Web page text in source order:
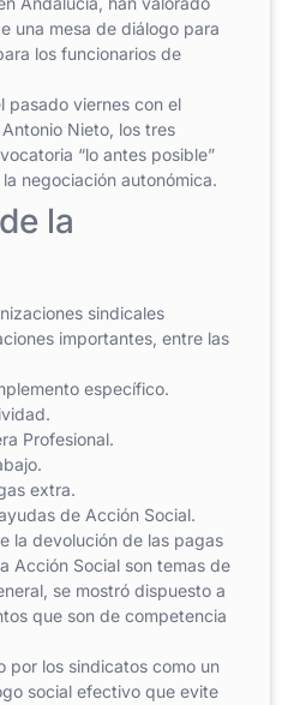
una mesa de diálogo para
los funcionarios de
pasado viernes con el
Nieto, los tres
“lo antes posible”
negociación autonómica.
la
sindicales
importantes, entre las
específico.
Profesional.
extra.
de Acción Social.
la devolución de las pagas
Acción Social son temas de
se mostró dispuesto a
que son de competencia
por los sindicatos como un
social efectivo que evite